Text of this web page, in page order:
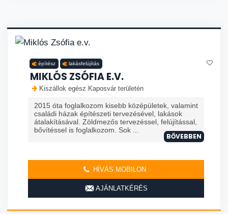
építész lakásfelújítás
MIKLÓS ZSÓFIA E.V.
Kiszállok egész Kaposvár területén
2015 óta foglalkozom kisebb középületek, valamint
családi házak építészeti tervezésével, lakások
átalakításával. Zöldmezős tervezéssel, felújítással,
bővítéssel is foglalkozom. Sok ...
BŐVEBBEN
HÍVÁS MOBILON
AJÁNLATKÉRÉS